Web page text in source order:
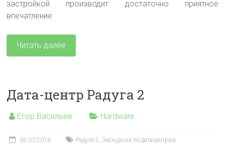
застройкой производит достаточно приятное
впечатление
Читать далее
Дата-центр Радуга 2
Егор Васильев Hardware
06.03.2016 Радуга 2 ,Экскурсия по датацентрам